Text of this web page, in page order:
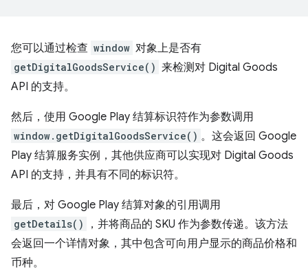
您可以通过检查 window 对象上是否有
getDigitalGoodsService() 来检测对 Digital Goods
API 的支持。
然后，使用 Google Play 结算标识符作为参数调用
window.getDigitalGoodsService() 。这会返回 Google
Play 结算服务实例，其他供应商可以实现对 Digital Goods
API 的支持，并具有不同的标识符。
最后，对 Google Play 结算对象的引用调用
getDetails()
，并将商品的 SKU 作为参数传递。该方法
会返回一个详情对象，其中包含可向用户显示的商品价格和
币种。